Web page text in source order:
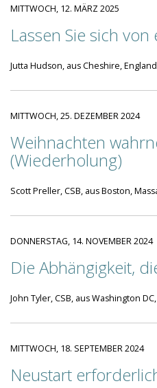
MITTWOCH, 12. MÄRZ 2025
Lassen Sie sich
Jutta Hudson, aus Cheshire, England
MITTWOCH, 25. DEZEMBER 2024
Weihnachten
(Wiederholung)
Scott Preller, CSB, aus Boston,
DONNERSTAG, 14. NOVEMBER 2024
Die Abhängigkeit,
John Tyler, CSB, aus Washington
MITTWOCH, 18. SEPTEMBER 2024
Neustart